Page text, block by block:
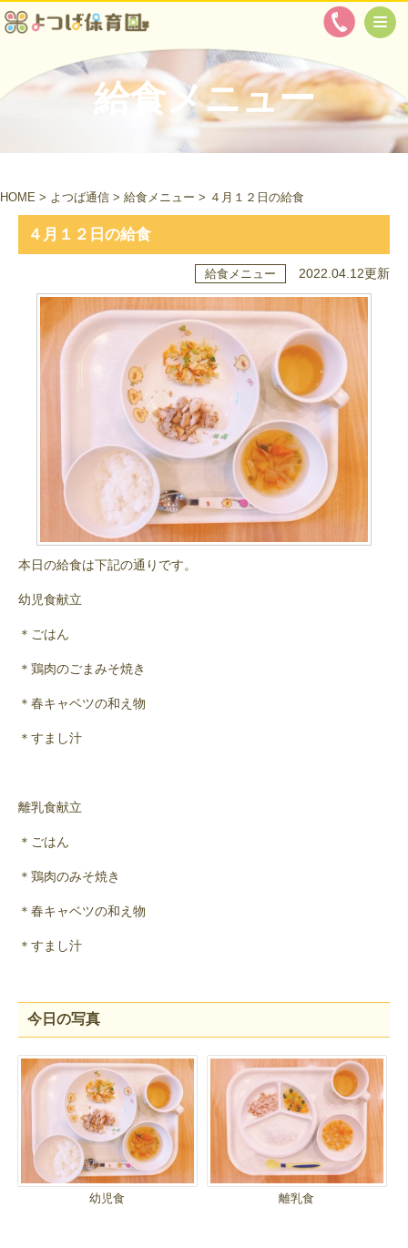
給食メニュー
HOME > よつば通信 > 給食メニュー > ４月１２日の給食
４月１２日の給食
給食メニュー 2022.04.12更新
本日の給食は下記の通りです。
幼児食献立
＊ごはん
＊鶏肉のごまみそ焼き
＊春キャベツの和え物
＊すまし汁
離乳食献立
＊ごはん
＊鶏肉のみそ焼き
＊春キャベツの和え物
＊すまし汁
今日の写真
幼児食 離乳食